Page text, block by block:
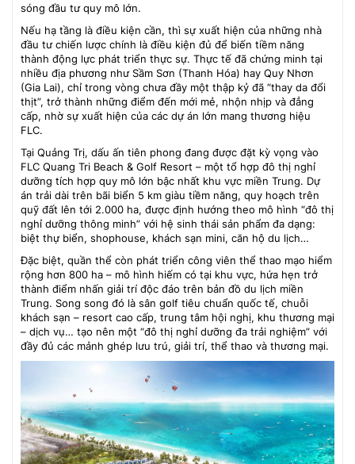
sóng đầu tư quy mô lớn.
Nếu hạ tầng là điều kiện cần, thì sự xuất hiện của những nhà
đầu tư chiến lược chính là điều kiện đủ để biến tiềm năng
thành động lực phát triển thực sự. Thực tế đã chứng minh tại
nhiều địa phương như Sầm Sơn (Thanh Hóa) hay Quy Nhơn
(Gia Lai), chỉ trong vòng chưa đầy một thập kỷ đã “thay da đổi
thịt”, trở thành những điểm đến mới mẻ, nhộn nhịp và đẳng
cấp, nhờ sự xuất hiện của các dự án lớn mang thương hiệu
FLC.
Tại Quảng Trị, dấu ấn tiên phong đang được đặt kỳ vọng vào
FLC Quang Tri Beach & Golf Resort – một tổ hợp đô thị nghỉ
dưỡng tích hợp quy mô lớn bậc nhất khu vực miền Trung. Dự
án trải dài trên bãi biển 5 km giàu tiềm năng, quy hoạch trên
quỹ đất lên tới 2.000 ha, được định hướng theo mô hình “đô thị
nghỉ dưỡng thông minh” với hệ sinh thái sản phẩm đa dạng:
biệt thự biển, shophouse, khách sạn mini, căn hộ du lịch…
Đặc biệt, quần thể còn phát triển công viên thể thao mạo hiểm
rộng hơn 800 ha – mô hình hiếm có tại khu vực, hứa hẹn trở
thành điểm nhấn giải trí độc đáo trên bản đồ du lịch miền
Trung. Song song đó là sân golf tiêu chuẩn quốc tế, chuỗi
khách sạn – resort cao cấp, trung tâm hội nghị, khu thương mại
– dịch vụ… tạo nên một “đô thị nghỉ dưỡng đa trải nghiệm” với
đầy đủ các mảnh ghép lưu trú, giải trí, thể thao và thương mại.